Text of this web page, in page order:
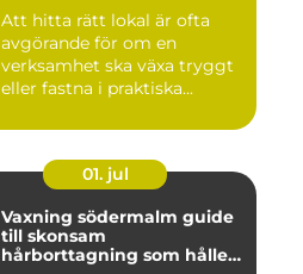
Att hitta rätt lokal är ofta
avgörande för om en
verksamhet ska växa tryggt
eller fastna i praktiska...
01. jul
Vaxning södermalm guide
till skonsam
hårborttagning som håller